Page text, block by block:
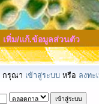
เพิ่ม/แก้.ข้อมูลส่วนตัว
กรุณา เข้าสู่ระบบ หรือ ลงทะ